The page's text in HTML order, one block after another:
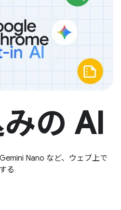
の AI
Nano など、ウェブ上で
る